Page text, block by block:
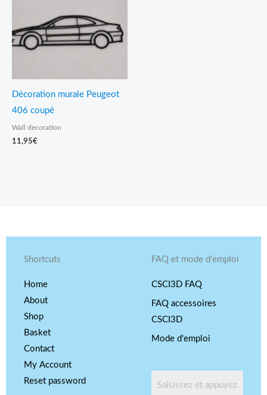
Décoration murale Peugeot
406 coupé
Wall decoration
11,95€
Shortcuts
Home
About
Shop
Basket
Contact
My Account
Reset password
FAQ et mode d'emploi
CSCI3D FAQ
FAQ accessoires
CSCI3D
Mode d'emploi